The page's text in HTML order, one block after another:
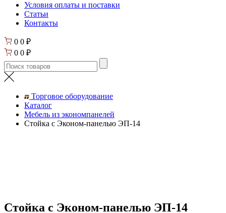
Условия оплаты и поставки
Статьи
Контакты
0 0 ₽
0 0 ₽
Торговое оборудование
Каталог
Мебель из экономпанелей
Стойка с Эконом-панелью ЭП-14
Стойка с Эконом-панелью ЭП-14